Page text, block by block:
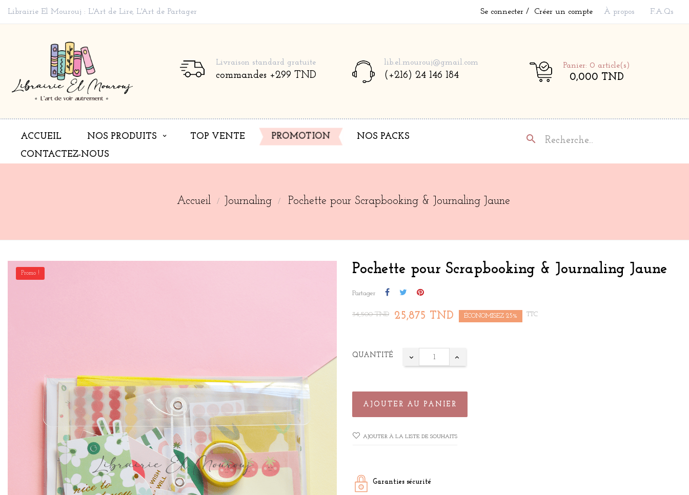
Librairie El Mourouj : L'Art de Lire, L'Art de Partager Se connecter Créer un compte À propos F.A.Qs
Livraison standard gratuite
commandes +299 TND
lib.el.mourouj@gmail.com
(+216) 24 146 184
Panier: 0 article(s)
0,000 TND
ACCUEIL NOS PRODUITS TOP VENTE PROMOTION
NOS PACKS
CONTACTEZ-NOUS
search
Accueil Journaling Pochette pour Scrapbooking & Journaling Jaune
Promo ! Pochette pour Scrapbooking & Journaling Jaune
Partager
34,500 TND 25,875 TND ÉCONOMISEZ 25% TTC
QUANTITÉ
AJOUTER AU PANIER
AJOUTER À LA LISTE DE SOUHAITS
Garanties sécurité